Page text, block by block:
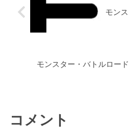
モン
モンスター・バトルロー
コメント